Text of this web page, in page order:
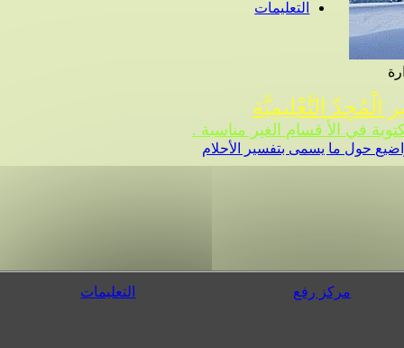
التعليمات
التَّعْلِيمِيَّة
في الأ قسام الغير مناسبة .
حول ما يسمى بتفسير الأحلام
مركز رفع التعليمات